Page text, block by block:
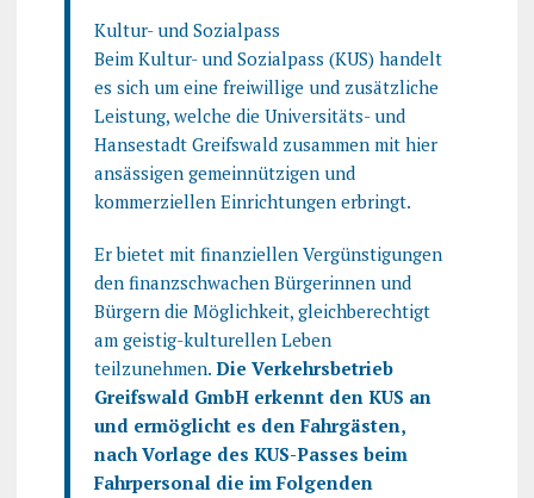
Kultur- und Sozialpass
Beim Kultur- und Sozialpass (KUS) handelt
es sich um eine freiwillige und zusätzliche
Leistung, welche die Universitäts- und
Hansestadt Greifswald zusammen mit hier
ansässigen gemeinnützigen und
kommerziellen Einrichtungen erbringt.
Er bietet mit finanziellen Vergünstigungen
den finanzschwachen Bürgerinnen und
Bürgern die Möglichkeit, gleichberechtigt
am geistig-kulturellen Leben
teilzunehmen. Die Verkehrsbetrieb
Greifswald GmbH erkennt den KUS an
und ermöglicht es den Fahrgästen,
nach Vorlage des KUS-Passes beim
Fahrpersonal die im Folgenden